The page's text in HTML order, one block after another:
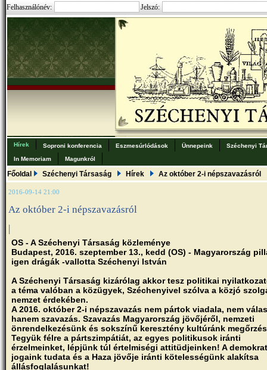
Felhasználónév: Jelszó:
Hírek Soproni konferencia Eszmesúrlódások Ünnepeink
Széchenyi
In Memoriam
Magunkról
Főoldal Széchenyi Társaság Hírek Az október 2-i népszavazásról
2016-09-14 21:00
Az október 2-i népszavazásról
|
OS - A Széchenyi Társaság közleménye
Budapest, 2016. szeptember 13., kedd (OS) - Magyarország
igen drágák -vallotta Széchenyi István
A Széchenyi Társaság kizárólag akkor tesz politikai
a téma valóban a közügyek, Széchenyivel szólva a közjó
nemzet érdekében.
A 2016. október 2-i népszavazás nem pártok viadala, nem
hanem szavazás. Szavazás Magyarország jövőjéről, nemzeti
önrendelkezésünk és sokszínű keresztény kultúránk
Tegyük félre a pártszimpátiát, az egyes politikusok iránti
érzelmeinket, lépjünk túl értelmiségi attitüdjeinken! A
jogaink tudata és a Haza jövője iránti kötelességünk alakítsa
állásfoglalásunkat!